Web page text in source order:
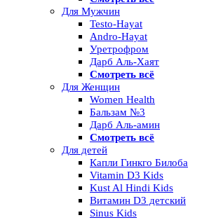
Для Мужчин
Testo-Hayat
Andro-Hayat
Уретрофром
Дарб Аль-Хаят
Смотреть всё
Для Женщин
Women Health
Бальзам №3
Дарб Аль-амин
Смотреть всё
Для детей
Капли Гинкго Билоба
Vitamin D3 Kids
Kust Al Hindi Kids
Витамин D3 детский
Sinus Kids